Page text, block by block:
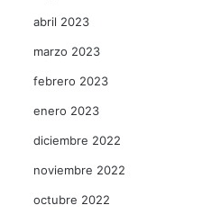
abril 2023
marzo 2023
febrero 2023
enero 2023
diciembre 2022
noviembre 2022
octubre 2022